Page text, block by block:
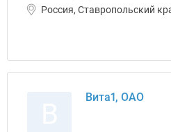
Россия, Ставропольский
Вита1, ОАО